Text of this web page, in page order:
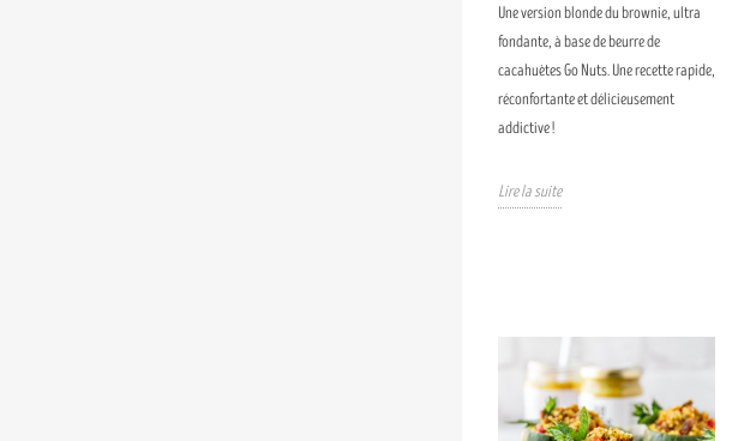
Une version blonde du brownie, ultra
fondante, à base de beurre de
cacahuètes Go Nuts. Une recette rapide,
réconfortante et délicieusement
addictive !
Lire la suite